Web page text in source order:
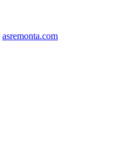
asremonta.com